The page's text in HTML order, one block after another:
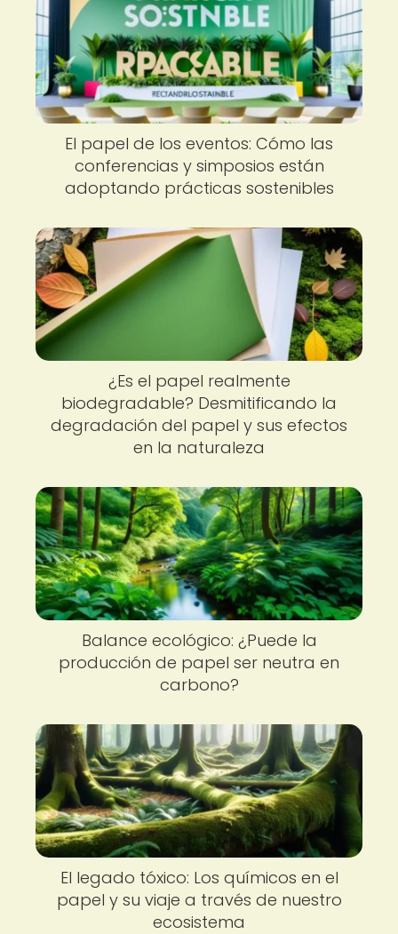
El papel de los eventos: Cómo las
conferencias y simposios están
adoptando prácticas sostenibles
¿Es el papel realmente
biodegradable? Desmitificando la
degradación del papel y sus efectos
en la naturaleza
Balance ecológico: ¿Puede la
producción de papel ser neutra en
carbono?
El legado tóxico: Los químicos en el
papel y su viaje a través de nuestro
ecosistema